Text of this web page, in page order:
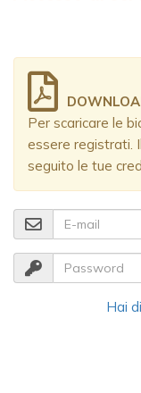
Per scaricare le
essere registrati.
seguito le tue
E-mail
Password
Hai